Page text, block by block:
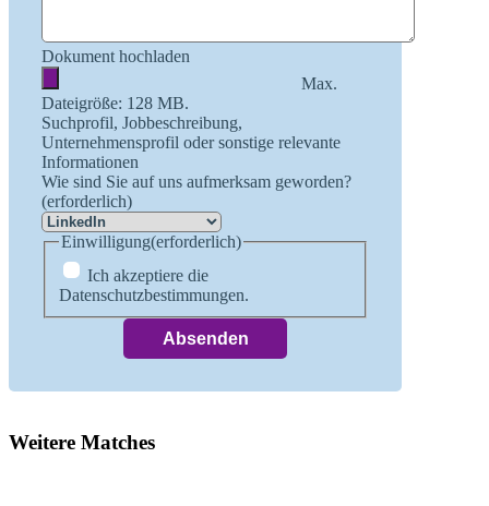
Dokument hochladen
Max.
Dateigröße: 128 MB.
Suchprofil, Jobbeschreibung,
Unternehmensprofil oder sonstige relevante
Informationen
Wie sind Sie auf uns aufmerksam geworden?
(erforderlich)
Einwilligung(erforderlich)
Ich akzeptiere die
Datenschutzbestimmungen.
Weitere Matches